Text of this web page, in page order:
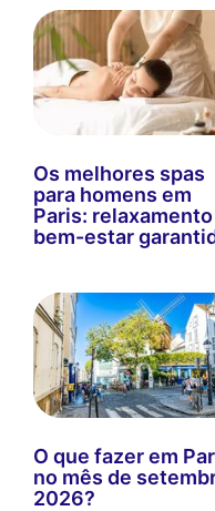
Os melhores spas
para homens em
Paris: relaxamento
bem-estar
O que fazer em
no mês de
2026?